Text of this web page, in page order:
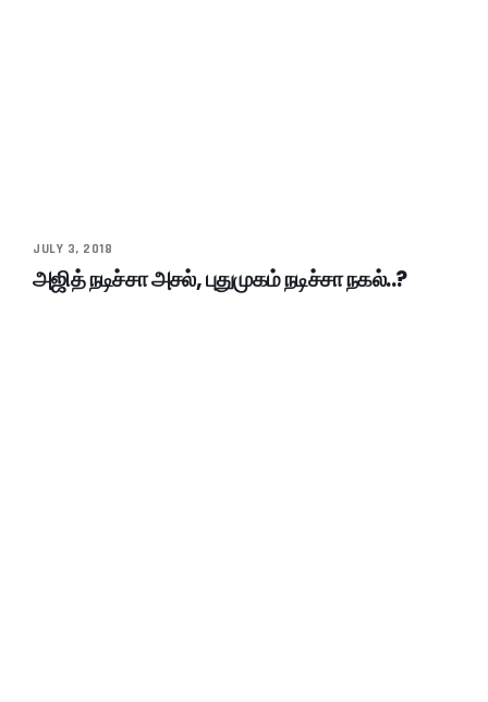
JULY 3, 2018
அஜித் நடிச்சா அசல், புதுமுகம் நடிச்சா நகல்..?